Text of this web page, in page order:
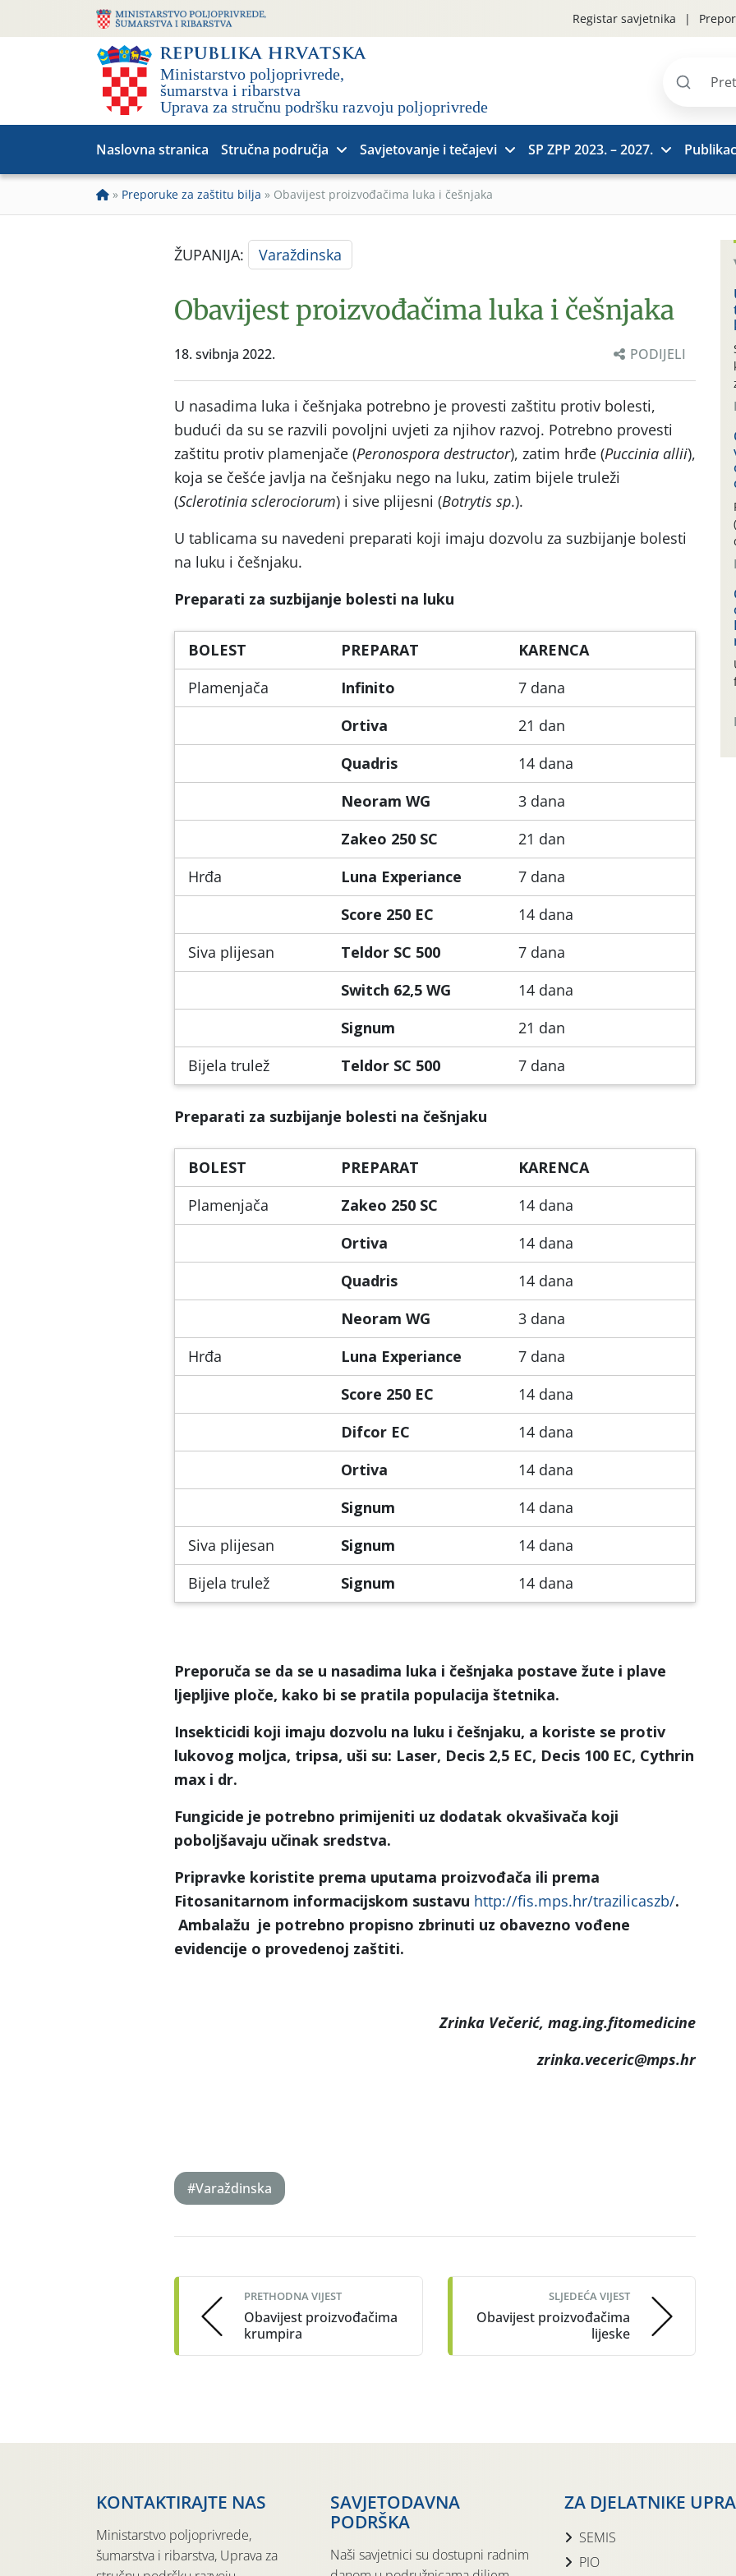
Registar savjetnika
Pretraži
Naslovna stranica Stručna područja Savjetovanje i tečajevi SP ZPP 2023. – 2027.
» Preporuke za zaštitu bilja » Obavijest proizvođačima luka i češnjaka
ŽUPANIJA: Varaždinska
Obavijest proizvođačima luka i češnjaka
18. svibnja 2022. PODIJELI
U nasadima luka i češnjaka potrebno je provesti zaštitu protiv bolesti,
budući da su se razvili povoljni uvjeti za njihov razvoj. Potrebno provesti
zaštitu protiv plamenjače (Peronospora destructor), zatim hrđe (Puccinia allii),
koja se češće javlja na češnjaku nego na luku, zatim bijele truleži
(Sclerotinia sclerociorum) i sive plijesni (Botrytis sp.).
U tablicama su navedeni preparati koji imaju dozvolu za suzbijanje bolesti
na luku i češnjaku.
Preparati za suzbijanje bolesti na luku
BOLEST PREPARAT
KARENCA
Plamenjača
Infinito
7 dana
Ortiva
21 dan
Quadris
14 dana
Neoram WG
3 dana
Zakeo 250 SC
21 dan
Hrđa
Luna Experiance
7 dana
Score 250 EC
14 dana
Siva plijesan
Teldor SC 500
7 dana
Switch 62,5 WG
14 dana
Signum
21 dan
Bijela trulež
Teldor SC 500 7 dana
Preparati za suzbijanje bolesti na češnjaku
BOLEST PREPARAT
KARENCA
Plamenjača
Zakeo 250 SC
14 dana
Ortiva
14 dana
Quadris
14 dana
Neoram WG
3 dana
Hrđa
Luna Experiance
7 dana
Score 250 EC
14 dana
Difcor EC
14 dana
Ortiva
14 dana
Signum
14 dana
Siva plijesan
Signum
14 dana
Bijela trulež
Signum 14 dana
Preporuča se da se u nasadima luka i češnjaka postave žute i plave
ljepljive ploče, kako bi se pratila populacija štetnika.
Insekticidi koji imaju dozvolu na luku i češnjaku, a koriste se protiv
lukovog moljca, tripsa, uši su: Laser, Decis 2,5 EC, Decis 100 EC, Cythrin
max i dr.
Fungicide je potrebno primijeniti uz dodatak okvašivača koji
poboljšavaju učinak sredstva.
Pripravke koristite prema uputama proizvođača ili prema
Fitosanitarnom informacijskom sustavu http://fis.mps.hr/trazilicaszb/.
Ambalažu je potrebno propisno zbrinuti uz obavezno vođene
evidencije o provedenoj zaštiti.
Zrinka Večerić, mag.ing.fitomedicine
zrinka.veceric@mps.hr
#Varaždinska
navigation
PRETHODNA VIJEST
Obavijest proizvođačima
krumpira
SLJEDEĆA VIJEST
Obavijest proizvođačima
lijeske
KONTAKTIRAJTE NAS
Ministarstvo poljoprivrede,
šumarstva i ribarstva, Uprava za
SAVJETODAVNA
PODRŠKA
Naši savjetnici su dostupni radnim
ZA DJELATNIKE
SEMIS
PIO